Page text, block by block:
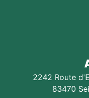
2242 Route
83470